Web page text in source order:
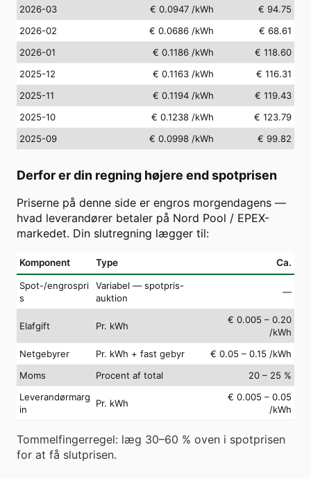
2026-03
€ 0.0947 /kWh
€ 94.75
2026-02
€ 0.0686 /kWh
€ 68.61
2026-01
€ 0.1186 /kWh
€ 118.60
2025-12
€ 0.1163 /kWh
€ 116.31
2025-11
€ 0.1194 /kWh
€ 119.43
2025-10
€ 0.1238 /kWh
€ 123.79
2025-09
€ 0.0998 /kWh € 99.82
Derfor er din regning højere end spotprisen
Priserne på denne side er engros morgendagens —
hvad leverandører betaler på Nord Pool / EPEX-
markedet. Din slutregning lægger til:
Komponent Type Ca.
Spot-/engrospri
s
Variabel — spotpris-
auktion
—
Elafgift Pr. kWh
€ 0.005 – 0.20
/kWh
Netgebyrer
Pr. kWh + fast gebyr
€ 0.05 – 0.15 /kWh
Moms
Procent af total
20 – 25 %
Leverandørmarg
in
Pr. kWh
€ 0.005 – 0.05
/kWh
Tommelfingerregel: læg 30–60 % oven i spotprisen
for at få slutprisen.